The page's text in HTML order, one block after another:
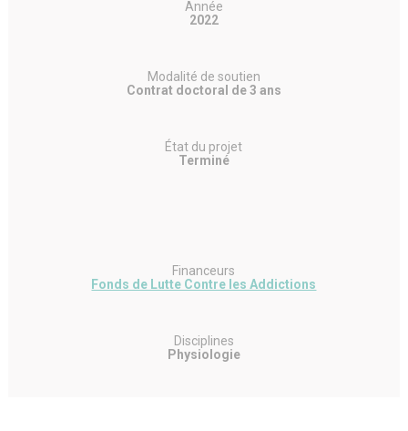
Année
2022
Modalité de soutien
Contrat doctoral de 3 ans
État du projet
Terminé
Financeurs
Fonds de Lutte Contre les Addictions
Disciplines
Physiologie